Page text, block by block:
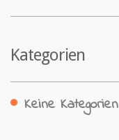
Kategorien
Keine Kategorien